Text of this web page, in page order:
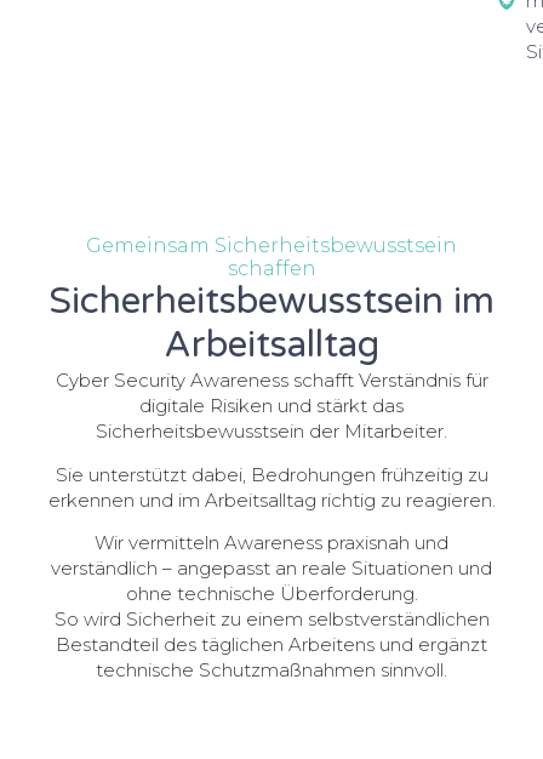
Gemeinsam Sicherheitsbewusstsein
schaffen
Sicherheitsbewusstsein im
Arbeitsalltag
Cyber Security Awareness schafft Verständnis für
digitale Risiken und stärkt das
Sicherheitsbewusstsein der Mitarbeiter.
Sie unterstützt dabei, Bedrohungen frühzeitig zu
erkennen und im Arbeitsalltag richtig zu reagieren.
Wir vermitteln Awareness praxisnah und
verständlich – angepasst an reale Situationen und
ohne technische Überforderung.
So wird Sicherheit zu einem selbstverständlichen
Bestandteil des täglichen Arbeitens und ergänzt
technische Schutzmaßnahmen sinnvoll.